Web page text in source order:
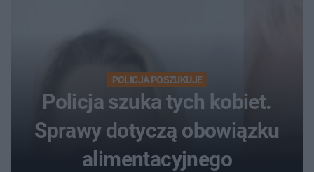
POLICJA POSZUKUJE
Policja szuka tych kobiet.
Sprawy dotyczą obowiązku
alimentacyjnego